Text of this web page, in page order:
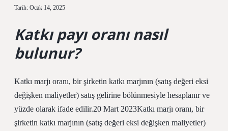
Tarih: Ocak 14, 2025
Katkı payı oranı nasıl
bulunur?
Katkı marjı oranı, bir şirketin katkı marjının (satış değeri eksi
değişken maliyetler) satış gelirine bölünmesiyle hesaplanır ve
yüzde olarak ifade edilir.20 Mart 2023Katkı marjı oranı, bir
şirketin katkı marjının (satış değeri eksi değişken maliyetler)